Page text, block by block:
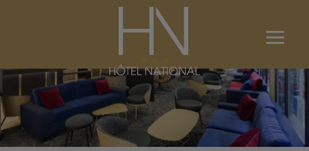
menu
EL HOTEL
NUESTRAS HABITACIONES